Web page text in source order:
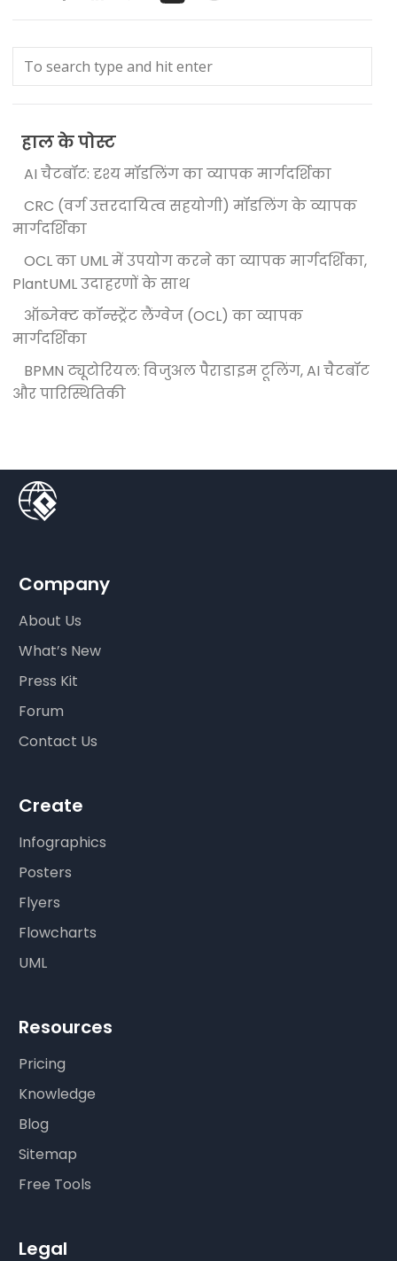
हाल के पोस्ट
AI चैटबॉट: दृश्य मॉडलिंग का व्यापक मार्गदर्शिका
CRC (वर्ग उत्तरदायित्व सहयोगी) मॉडलिंग के व्यापक
मार्गदर्शिका
OCL का UML में उपयोग करने का व्यापक मार्गदर्शिका,
PlantUML उदाहरणों के साथ
ऑब्जेक्ट कॉन्स्ट्रेंट लैंग्वेज (OCL) का व्यापक
मार्गदर्शिका
BPMN ट्यूटोरियल: विजुअल पैराडाइम टूलिंग, AI चैटबॉट
और पारिस्थितिकी
Company
About Us
What’s New
Press Kit
Forum
Contact Us
Create
Infographics
Posters
Flyers
Flowcharts
UML
Resources
Pricing
Knowledge
Blog
Sitemap
Free Tools
Legal